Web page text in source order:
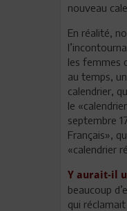
nouveau
En réalité,
les femmes
au temps,
calendrier,
le
septembre
Français»,
«calendrier
Y aurait-il
beaucoup
qui